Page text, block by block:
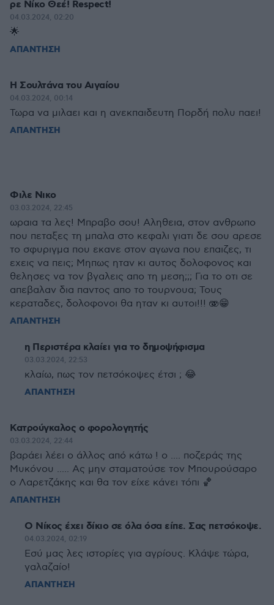
ρε Νίκο Θεέ! Respect!
04.03.2024, 02:20
🌟
ΑΠΑΝΤΗΣΗ
Η Σουλτάνα του Αιγαίου
04.03.2024, 00:14
Τωρα να μιλαει και η ανεκπαιδευτη Πορδή πολυ παει!
ΑΠΑΝΤΗΣΗ
Φιλε Νικο
03.03.2024, 22:45
ωραια τα λες! Μπραβο σου! Αληθεια, στον ανθρωπο
που πεταξες τη μπαλα στο κεφαλι γιατι δε σου αρεσε
το σφυριγμα που εκανε στον αγωνα που επαιζες, τι
εχεις να πεις; Μηπως ηταν κι αυτος δολοφονος και
θελησες να τον βγαλεις απο τη μεση;;; Για το οτι σε
απεβαλαν δια παντος απο το τουρνουα; Τους
κεραταδες, δολοφονοι θα ηταν κι αυτοι!!! 🫨😁
ΑΠΑΝΤΗΣΗ
η Περιστέρα κλαίει για το δημοψήφισμα
03.03.2024, 22:53
κλαίω, πως τον πετσόκοψες έτσι ; 😂
ΑΠΑΝΤΗΣΗ
Κατρούγκαλος ο φορολογητής
03.03.2024, 22:44
βαράει λέει ο άλλος από κάτω ! ο .... ποζεράς της
Μυκόνου ..... Ας μην σταματούσε τον Μπουρούσαρο
ο Λαρετζάκης και θα τον είχε κάνει τόπι 🏀
ΑΠΑΝΤΗΣΗ
Ο Νίκος έχει δίκιο σε όλα όσα είπε. Σας πετσόκοψε.
04.03.2024, 02:19
Εσύ μας λες ιστορίες για αγρίους. Κλάψε τώρα,
γαλαζαίο!
ΑΠΑΝΤΗΣΗ